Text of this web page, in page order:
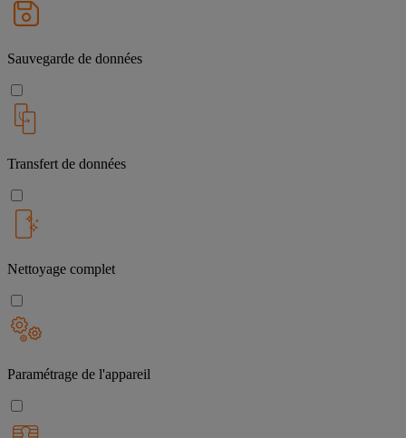
Sauvegarde de données
Transfert de données
Nettoyage complet
Paramétrage de l'appareil